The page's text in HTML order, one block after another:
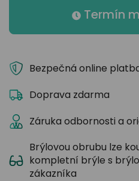
Termín
Bezpečná online
Doprava zdarma
Záruka odbornosti a
Brýlovou obrubu lze
kompletní brýle s
zákazníka